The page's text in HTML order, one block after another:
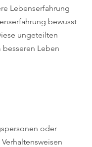
Lebenserfahrung
bewusst
ungeteilten
Leben
oder